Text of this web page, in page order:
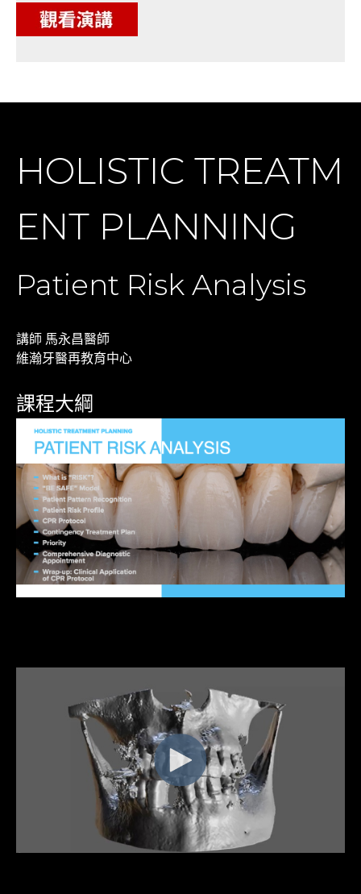
HOLISTIC TREATM
ENT PLANNING
Patient Risk Analysis
講師 馬永昌醫師
維瀚牙醫再教育中心
課程大綱